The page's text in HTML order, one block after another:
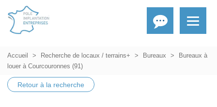
Accueil Recherche de locaux / terrains+ Bureaux
Bureaux à
louer à Courcouronnes (91)
Retour à la recherche